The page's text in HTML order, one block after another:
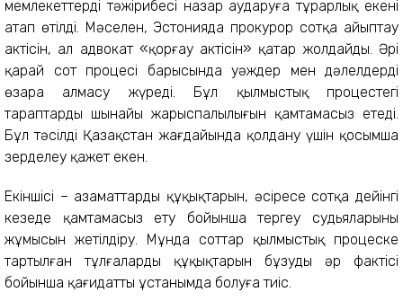
мемлекеттердің тәжірибесі назар аударуға тұрарлық екені
атап өтілді. Мәселен, Эстонияда прокурор сотқа айыптау
актісін, ал адвокат «қорғау актісін» қатар жолдайды. Әрі
қарай сот процесі барысында уәждер мен дәлелдерді
өзара алмасу жүреді. Бұл қылмыстық процестегі
тараптардың шынайы жарыспалылығын қамтамасыз етеді.
Бұл тәсілді Қазақстан жағдайында қолдану үшін қосымша
зерделеу қажет екен.
Екіншісі – азаматтардың құқықтарын, әсіресе сотқа дейінгі
кезеңде қамтамасыз ету бойынша тергеу судьяларының
жұмысын жетілдіру. Мұнда соттар қылмыстық процеске
тартылған тұлғалардың құқықтарын бұзудың әр фактісі
бойынша қағидатты ұстанымда болуға тиіс.